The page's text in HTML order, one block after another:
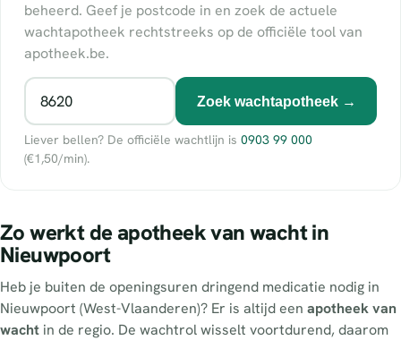
beheerd. Geef je postcode in en zoek de actuele
wachtapotheek rechtstreeks op de officiële tool van
apotheek.be.
Zoek wachtapotheek →
Liever bellen? De officiële wachtlijn is 0903 99 000
(€1,50/min).
Zo werkt de apotheek van wacht in
Nieuwpoort
Heb je buiten de openingsuren dringend medicatie nodig in
Nieuwpoort (West-Vlaanderen)? Er is altijd een apotheek van
wacht in de regio. De wachtrol wisselt voortdurend, daarom